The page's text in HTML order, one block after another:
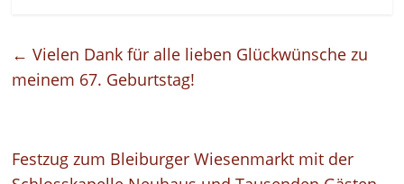
← Vielen Dank für alle lieben Glückwünsche zu
meinem 67. Geburtstag!
Festzug zum Bleiburger Wiesenmarkt mit der